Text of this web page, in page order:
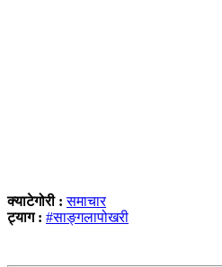
क्याटेगोरी :समाचार
ट्याग : #साङ्गलापोखरी